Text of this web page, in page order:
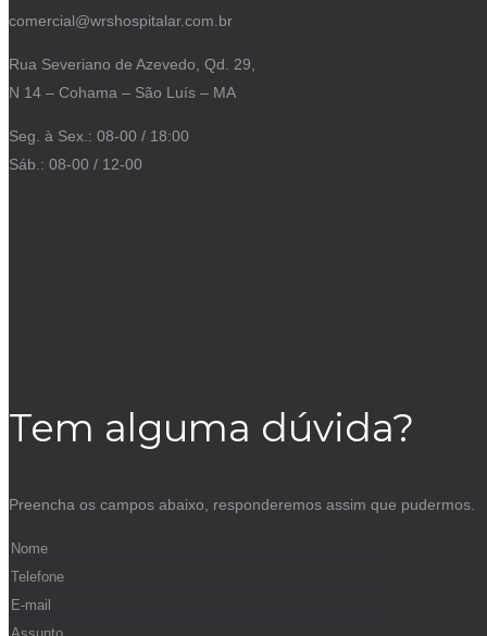
comercial@wrshospitalar.com.br
Rua Severiano de Azevedo, Qd. 29,
N 14 – Cohama – São Luís – MA
Seg. à Sex.: 08-00 / 18:00
Sáb.: 08-00 / 12-00
Tem alguma dúvida?
Preencha os campos abaixo, responderemos assim que pudermos.